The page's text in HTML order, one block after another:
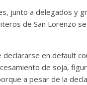
junto a delegados y
de San Lorenzo
en default
de soja,
a pesar de la